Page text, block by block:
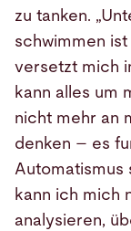
zu tanken.
schwimmen
versetzt mich
kann alles um
nicht mehr an
denken – es
Automatismus
kann ich mich
analysieren,